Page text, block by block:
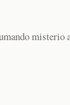
misterio